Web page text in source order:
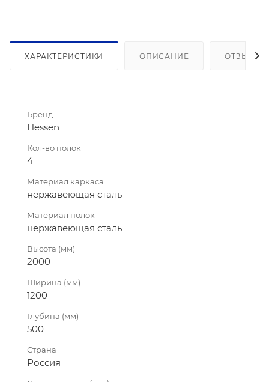
ХАРАКТЕРИСТИКИ ОПИСАНИЕ ОТЗЫВЫ
Бренд
Hessen
Кол-во полок
4
Материал каркаса
нержавеющая сталь
Материал полок
нержавеющая сталь
Высота (мм)
2000
Ширина (мм)
1200
Глубина (мм)
500
Страна
Россия